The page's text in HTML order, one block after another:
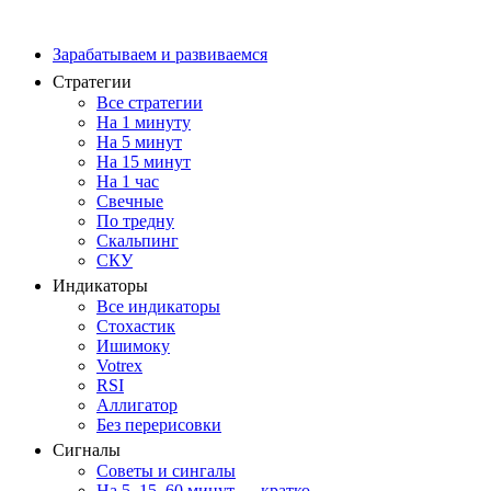
Зарабатываем и развиваемся
Стратегии
Все стратегии
На 1 минуту
На 5 минут
На 15 минут
На 1 час
Свечные
По тредну
Скальпинг
СКУ
Индикаторы
Все индикаторы
Стохастик
Ишимоку
Votrex
RSI
Аллигатор
Без перерисовки
Сигналы
Советы и сингалы